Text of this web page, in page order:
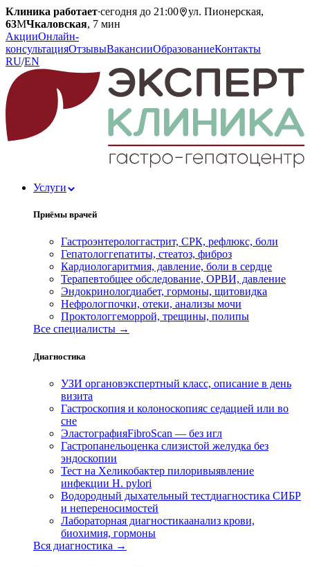
Клиника работает·сегодня до 21:00
ул. Пионерская,
63МЧкаловская, 7 мин
АкцииОнлайн-
консультацияОтзывыВакансииОбразованиеКонтакты
RU/EN
Услуги
Приёмы врачей
Гастроэнтерологгастрит, СРК, рефлюкс, боли
Гепатологгепатиты, стеатоз, фиброз
Кардиологаритмия, давление, боли в сердце
Терапевтобщее обследование, ОРВИ, давление
Эндокринологдиабет, гормоны, щитовидка
Нефрологпочки, отеки, анализы мочи
Проктологгеморрой, трещины, полипы
Все специалисты →
Диагностика
УЗИ органовэкспертный класс, описание в день
визита
Гастроскопия и колоноскопияс седацией или во
сне
ЭластографияFibroScan — без игл
Гастропанельоценка слизистой желудка без
эндоскопии
Тест на Хеликобактер пилоривыявление
инфекции H. pylori
Водородный дыхательный тестдиагностика СИБР
и непереносимостей
Лабораторная диагностикаанализ крови,
биохимия, гормоны
Вся диагностика →